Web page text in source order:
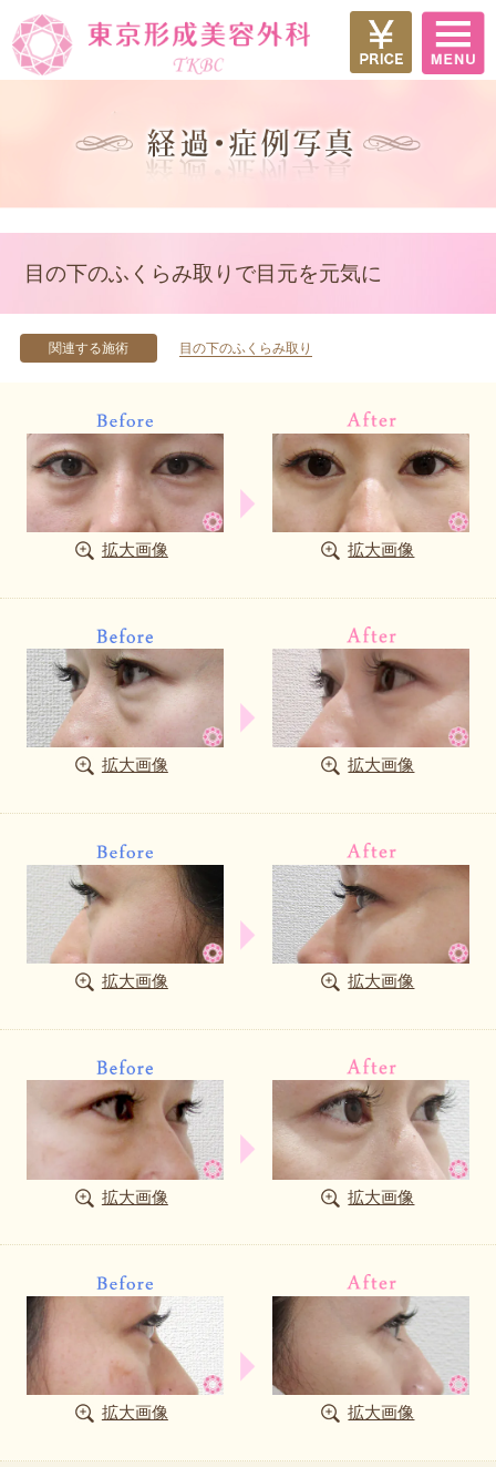
目の下のふくらみ取りで目元を元気に
関連する施術 目の下のふくらみ取り
拡大画像 拡大画像
拡大画像 拡大画像
拡大画像 拡大画像
拡大画像 拡大画像
拡大画像 拡大画像